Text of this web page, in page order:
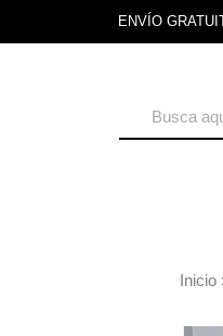
ENVÍO
Inicio